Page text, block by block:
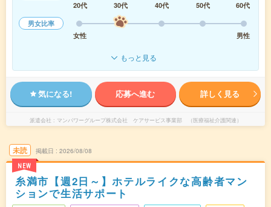
20代
30代 40代 50代
60代
男女比率
女性
男性
もっと見る
気になる! 応募へ進む 詳しく見る
派遣会社 マンパワーグループ株式会社 ケアサービス事業部 （医療福祉介護関連）
未読
NEW
掲載日 2026/08/08
糸満市【週2日～】ホテルライクな高齢者マン
ションで生活サポート